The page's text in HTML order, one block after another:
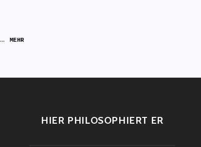
MEHR
HIER PHILOSOPHIERT ER